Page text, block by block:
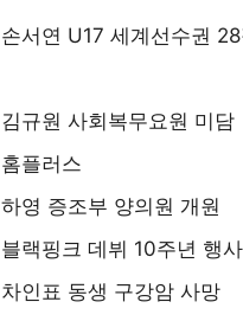
손서연 U17 세계선수권 28
김규원 사회복무요원 미담
홈플러스
하영 증조부 양의원 개원
블랙핑크 데뷔 10주년 행사
차인표 동생 구강암 사망